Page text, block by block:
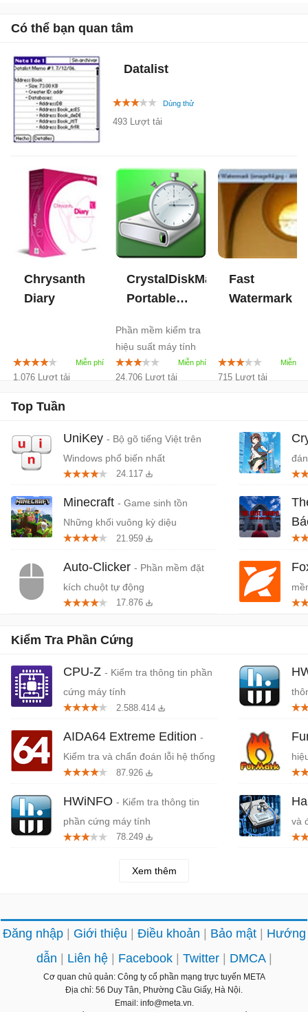
Có thể bạn quan tâm
Datalist
493 Lượt tải
Chrysanth
Diary
1.076 Lượt tải
CrystalDiskMark
Portable
Phần mềm kiểm tra
hiệu suất máy tính
24.706 Lượt tải
Fast
Watermark
715 Lượt tải
Top Tuần
UniKey - Bộ gõ tiếng Việt trên
Windows phổ biến nhất
24.117
Minecraft - Game sinh tồn
Những khối vuông kỳ diệu
21.959
Auto-Clicker - Phần mềm đặt
kích chuột tự động
17.876
Kiểm Tra Phần Cứng
CPU-Z - Kiểm tra thông tin phần
cứng máy tính
2.588.414
AIDA64 Extreme Edition -
Kiểm tra và chẩn đoán lỗi hệ thống
phần cứng
87.926
HWiNFO - Kiểm tra thông tin
phần cứng máy tính
78.249
và
Xem thêm
Đăng nhập Giới thiệu Điều khoản Bảo mật
Hướng
dẫn
Liên hệ Facebook Twitter DMCA
Cơ quan chủ quản: Công ty cổ phần mạng trực tuyến META
Địa chỉ: 56 Duy Tân, Phường Cầu Giấy, Hà Nội.
Email: info@meta.vn.